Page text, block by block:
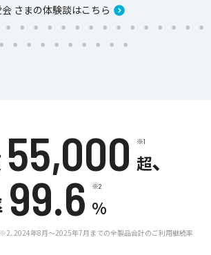
さまの体験談はこちら
55,000 ※1
超、
99.6 ※2
%
2024年8月～2025年7月までの全製品合計のご利用継続率